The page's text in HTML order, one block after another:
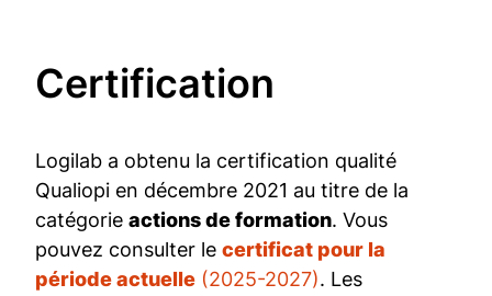
Cer­ti­fi­ca­tion
Logilab a obtenu la certification qualité
Qualiopi en décembre 2021 au titre de la
catégorie actions de formation. Vous
pouvez consulter le certificat pour la
période actuelle (2025-2027). Les